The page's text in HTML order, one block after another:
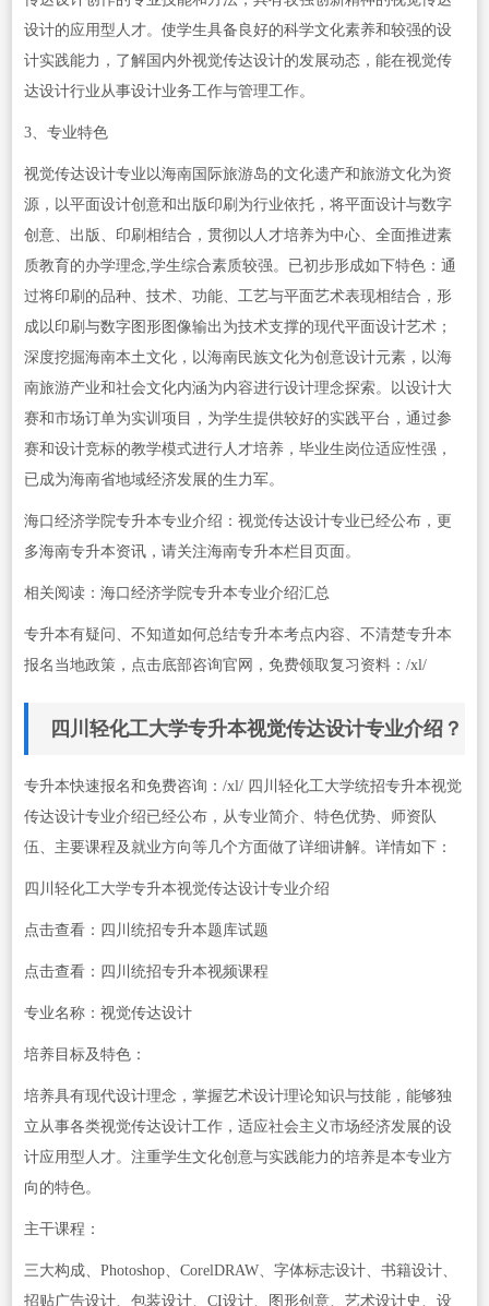
设计的应用型人才。使学生具备良好的科学文化素养和较强的设
计实践能力，了解国内外视觉传达设计的发展动态，能在视觉传
达设计行业从事设计业务工作与管理工作。
3、专业特色
视觉传达设计专业以海南国际旅游岛的文化遗产和旅游文化为资
源，以平面设计创意和出版印刷为行业依托，将平面设计与数字
创意、出版、印刷相结合，贯彻以人才培养为中心、全面推进素
质教育的办学理念,学生综合素质较强。已初步形成如下特色：通
过将印刷的品种、技术、功能、工艺与平面艺术表现相结合，形
成以印刷与数字图形图像输出为技术支撑的现代平面设计艺术；
深度挖掘海南本土文化，以海南民族文化为创意设计元素，以海
南旅游产业和社会文化内涵为内容进行设计理念探索。以设计大
赛和市场订单为实训项目，为学生提供较好的实践平台，通过参
赛和设计竞标的教学模式进行人才培养，毕业生岗位适应性强，
已成为海南省地域经济发展的生力军。
海口经济学院专升本专业介绍：视觉传达设计专业已经公布，更
多海南专升本资讯，请关注海南专升本栏目页面。
相关阅读：海口经济学院专升本专业介绍汇总
专升本有疑问、不知道如何总结专升本考点内容、不清楚专升本
报名当地政策，点击底部咨询官网，免费领取复习资料：/xl/
四川轻化工大学专升本视觉传达设计专业介绍？
专升本快速报名和免费咨询：/xl/ 四川轻化工大学统招专升本视觉
传达设计专业介绍已经公布，从专业简介、特色优势、师资队
伍、主要课程及就业方向等几个方面做了详细讲解。详情如下：
四川轻化工大学专升本视觉传达设计专业介绍
点击查看：四川统招专升本题库试题
点击查看：四川统招专升本视频课程
专业名称：视觉传达设计
培养目标及特色：
培养具有现代设计理念，掌握艺术设计理论知识与技能，能够独
立从事各类视觉传达设计工作，适应社会主义市场经济发展的设
计应用型人才。注重学生文化创意与实践能力的培养是本专业方
向的特色。
主干课程：
三大构成、Photoshop、CorelDRAW、字体标志设计、书籍设计、
招贴广告设计、包装设计、CI设计、图形创意、艺术设计史、设